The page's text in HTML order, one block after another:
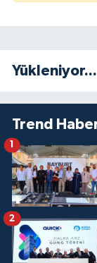
Yükleniyor...
Trend
1
2